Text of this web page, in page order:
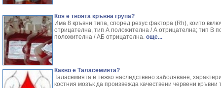
Коя е твоята кръвна група?
Има 8 кръвни типа, според резус фактора (Rh), които
отрицателна, тип А положителна / А отрицателна; тип В
положителна / АБ отрицателна. още...
Какво е Таласемията?
Таласемията е тежко наследствено заболяване,
костния мозък да произвежда качествени червени кръвни